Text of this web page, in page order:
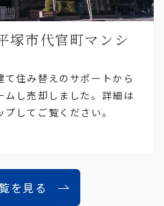
塚市代官町マンシ
住み替えのサポートから
ムし売却しました。詳細は
してご覧ください。
を見る